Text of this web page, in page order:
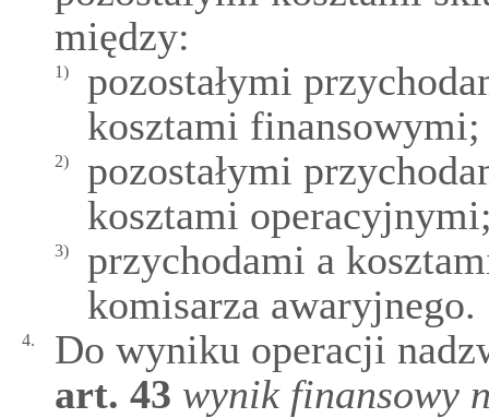
między:
1)
pozostałymi
kosztami finansowymi;
2)
pozostałymi
kosztami
3)
przychodami a
komisarza awaryjnego.
4.
Do wyniku operacji
art. 43 wynik finansowy